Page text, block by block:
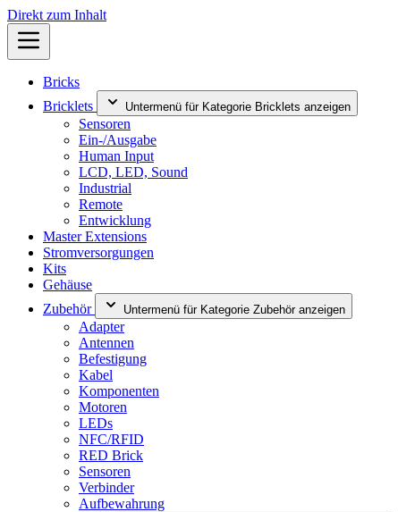
Direkt zum Inhalt
Bricks
Bricklets
Untermenü für Kategorie Bricklets anzeigen
Sensoren
Ein-/Ausgabe
Human Input
LCD, LED, Sound
Industrial
Remote
Entwicklung
Master Extensions
Stromversorgungen
Kits
Gehäuse
Zubehör
Untermenü für Kategorie Zubehör anzeigen
Adapter
Antennen
Befestigung
Kabel
Komponenten
Motoren
LEDs
NFC/RFID
RED Brick
Sensoren
Verbinder
Aufbewahrung